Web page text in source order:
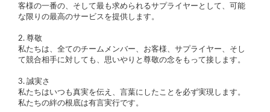
客様の一番の、そして最も求められるサプライヤーとして、可能
な限りの最高のサービスを提供します。
2. 尊敬
私たちは、全てのチームメンバー、お客様、サプライヤー、そし
て競合相手に対しても、思いやりと尊敬の念をもって接します。
3. 誠実さ
私たちはいつも真実を伝え、言葉にしたことを必ず実現します。
私たちの絆の根底は有言実行です。